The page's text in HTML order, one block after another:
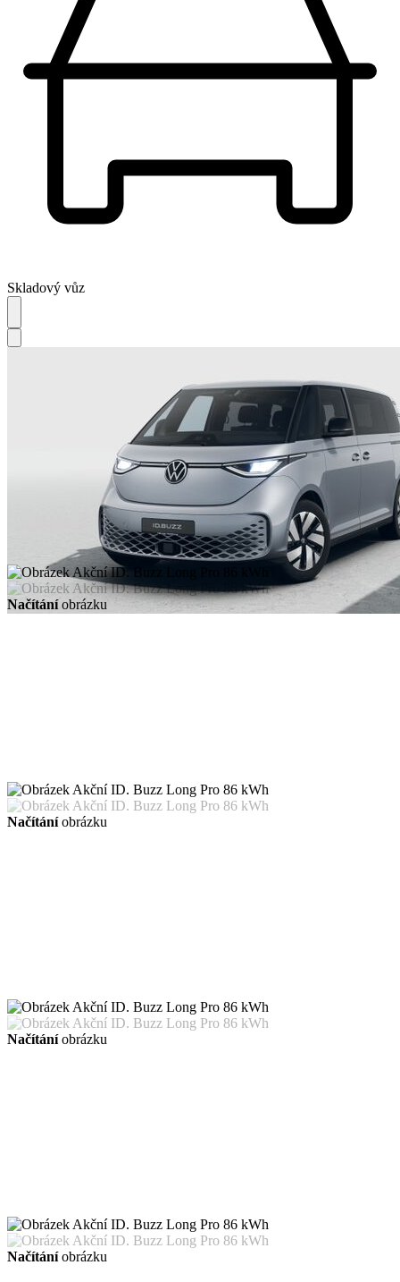
Skladový vůz
Načítáníobrázku
Načítáníobrázku
Načítáníobrázku
Načítáníobrázku